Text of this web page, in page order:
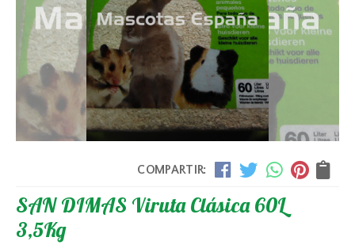
COMPARTIR:
SAN DIMAS Viruta Clásica 60L
3,5Kg